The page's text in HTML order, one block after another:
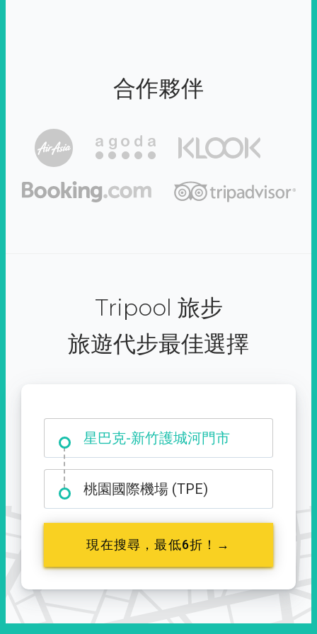
合作夥伴
Tripool 旅步
旅遊代步最佳選擇
星巴克-新竹護城河門市
大霸尖山登山口
桃園國際機場 (TPE)
現在搜尋，最低6折！→